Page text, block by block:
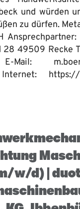
und würden
zu dürfen.
28 49509 Recke
Mail:
https://
w/d) |